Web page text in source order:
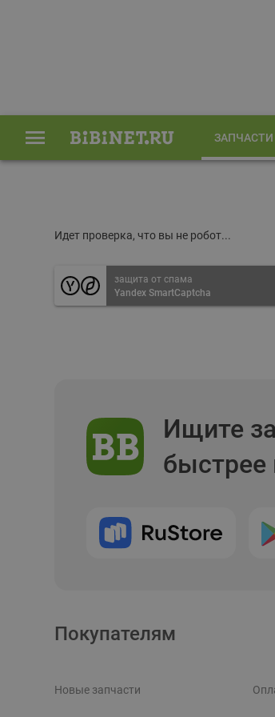
ЗАПЧАСТИ
Идет проверка, что вы не робот...
защита от спама
Yandex SmartCaptcha
Ищите
быстрее
Покупателям
Новые запчасти